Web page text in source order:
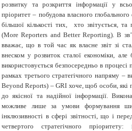
розвитку та розкриття інформації у
пріоритет – побудова власного
більшої кількості тих, хто звітується, та
(More Reporters and Better Reporting). В
вважає, що в той час як власне звіт зі
внеском у розвиток сталої економіки,
використовується безпосередньо в процесі
рамках третього стратегічного напряму –
Beyond Reports) –GRI хоче, щоб особи, які
до якісної та надійної інформації.
можливе лише за умови формування
інклюзивності в сфері звітності, що і
четвертого стратегічного пріоритету: